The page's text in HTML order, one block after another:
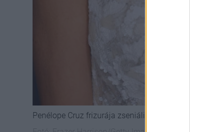
Penélope Cruz frizurája zseniális